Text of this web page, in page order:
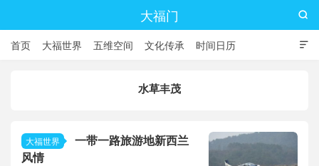
大福门

首页 大福世界 五维空间 文化传承 时间日历

水草丰茂
大福世界
一带一路旅游地新西兰
风情